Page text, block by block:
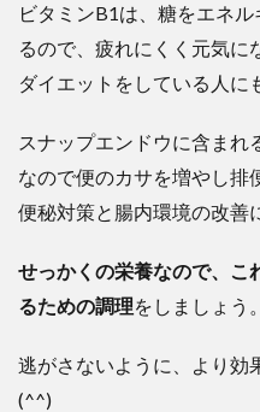
ビタミンB1は、糖をエネ
るので、疲れにくく元気に
ダイエットをしている人に
スナップエンドウに含まれ
なので便のカサを増やし排
便秘対策と腸内環境の改善
せっかくの栄養なので、こ
るための調理をしましょう。
逃がさないように、より効
(^^)